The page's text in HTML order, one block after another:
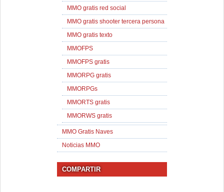
MMO gratis red social
MMO gratis shooter tercera persona
MMO gratis texto
MMOFPS
MMOFPS gratis
MMORPG gratis
MMORPGs
MMORTS gratis
MMORWS gratis
MMO Gratis Naves
Noticias MMO
COMPARTIR